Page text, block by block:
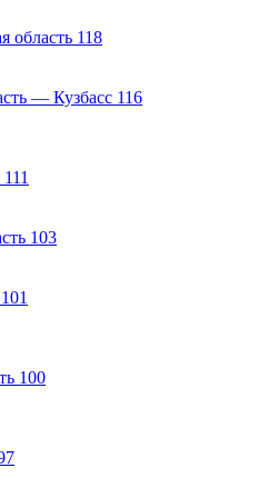
область 118
— Кузбасс 116
111
103
101
100